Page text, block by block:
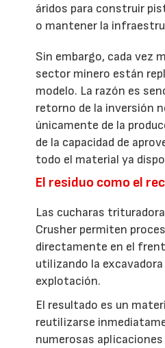
áridos para construir
o mantener la
Sin embargo, cada vez
sector minero están
modelo. La razón es
retorno de la inversión
únicamente de la
de la capacidad de
todo el material ya
El residuo como el
Las cucharas
Crusher permiten
directamente en el
utilizando la
explotación.
El resultado es un
reutilizarse
numerosas